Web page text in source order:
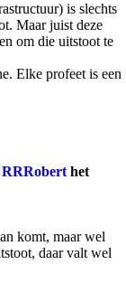
is slechts
Maar juist deze
om die uitstoot te
Elke profeet is een
RRRobert het
komt, maar wel
daar valt wel